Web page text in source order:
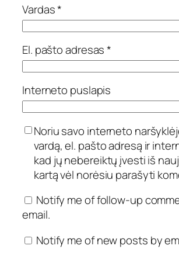
Vardas*
El. pašto adresas*
Interneto puslapis
Noriu savo interneto
vardą, el. pašto adresą ir
kad jų nebereiktų įvesti iš
kartą vėl norėsiu parašyti
Notify me of follow-up
email.
Notify me of new posts by